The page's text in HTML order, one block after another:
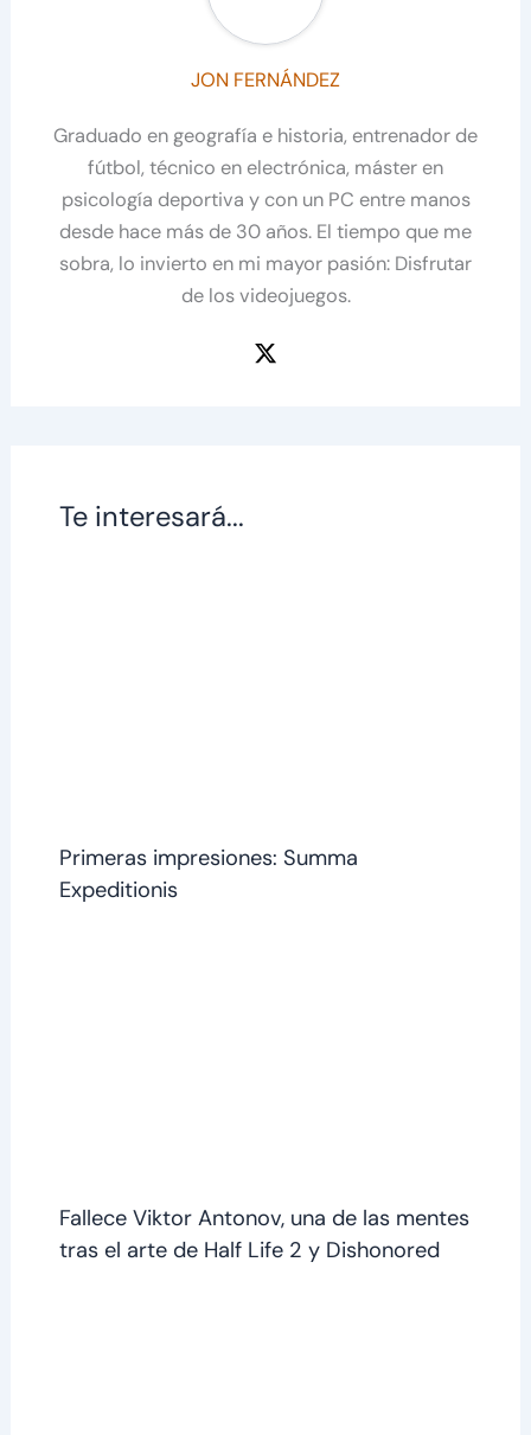
JON FERNÁNDEZ
Graduado en geografía e historia, entrenador de
fútbol, técnico en electrónica, máster en
psicología deportiva y con un PC entre manos
desde hace más de 30 años. El tiempo que me
sobra, lo invierto en mi mayor pasión: Disfrutar
de los videojuegos.
Te interesará...
Primeras impresiones: Summa
Expeditionis
Fallece Viktor Antonov, una de las mentes
tras el arte de Half Life 2 y Dishonored